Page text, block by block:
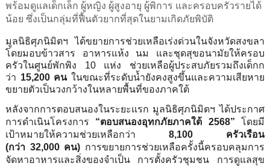
พร้อมดูแลเด็กเล็ก ผู้หญิง ผู้สูงอายุ ผู้พิการ และครอบครัวรายได้
น้อย ซึ่งเป็นกลุ่มที่ฟื้นตัวยากที่สุดในยามเกิดภัยพิบัติ
มูลนิธิศุภนิมิตฯ ได้ขยายการช่วยเหลือเร่งด่วนในจังหวัดสงขลา
โดยมอบข้าวสาร อาหารแห้ง นม และชุดสุขอนามัยให้ครอบ
ครัวในศูนย์พักพิง 10 แห่ง ช่วยเหลือผู้ประสบภัยรวมถึงเด็กก
ว่า 15,200 คนในขณะที่ระดับน้ำยังคงสูงขึ้นและความเสียหาย
ขยายตัวเป็นวงกว้างในหลายพื้นที่ของภาคใต้
หลังจากการตอบสนองในระยะแรก มูลนิธิศุภนิมิตฯ ได้ประกาศ
การดำเนินโครงการ “ตอบสนองอุทกภัยภาคใต้ 2568”
โดยมี
เป้าหมายให้ความช่วยเหลือกว่า 8,100 ครัวเรือน
(กว่า 32,000 คน) การขยายการช่วยเหลือครั้งนี้ครอบคลุมการ
จัดหาอาหารและสิ่งของจำเป็น การตั้งครัวชุมชน การดูแลสุข